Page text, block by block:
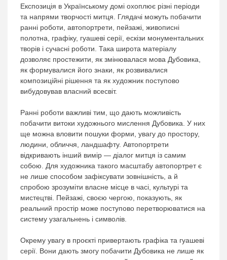
Експозиція в Українському домі охоплює різні періоди
та напрями творчості митця. Глядачі можуть побачити
ранні роботи, автопортрети, пейзажі, живописні
полотна, графіку, гуашеві серії, ескізи монументальних
творів і сучасні роботи. Така широта матеріалу
дозволяє простежити, як змінювалася мова Дубовика,
як формувалися його знаки, як розвивалися
композиційні рішення та як художник поступово
вибудовував власний всесвіт.
Ранні роботи важливі тим, що дають можливість
побачити витоки художнього мислення Дубовика. У них
ще можна вловити пошуки форми, увагу до простору,
людини, обличчя, ландшафту. Автопортрети
відкривають інший вимір — діалог митця із самим
собою. Для художника такого масштабу автопортрет є
не лише способом зафіксувати зовнішність, а й
спробою зрозуміти власне місце в часі, культурі та
мистецтві. Пейзажі, своєю чергою, показують, як
реальний простір може поступово перетворюватися на
систему узагальнень і символів.
Окрему увагу в проєкті привертають графіка та гуашеві
серії. Вони дають змогу побачити Дубовика не лише як